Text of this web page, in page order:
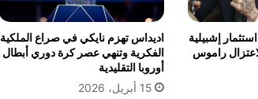
إشبيلية
راموس
اديداس تهزم نايكي في صراع الملكية
الفكرية وتنهي عصر كرة دوري أبطال
أوروبا التقليدية
15 أبريل، 2026